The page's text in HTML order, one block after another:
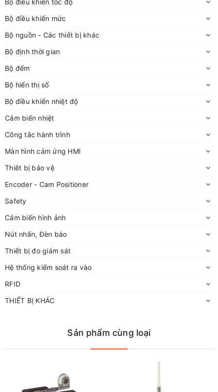
Bộ điều khiển tốc độ
Bộ điều khiển mức
Bộ nguồn - Các thiết bị khác
Bộ định thời gian
Bộ đếm
Bộ hiển thị số
Bộ điều khiển nhiệt độ
Cảm biến nhiệt
Công tắc hành trình
Màn hình cảm ứng HMI
Thiêt bị bảo vệ
Encoder - Cam Positioner
Safety
Cảm biến hình ảnh
Nút nhấn, Đèn báo
Thiết bị đo giám sát
Hệ thống kiểm soát ra vào
RFID
THIẾT BỊ KHÁC
Sản phẩm cùng loại